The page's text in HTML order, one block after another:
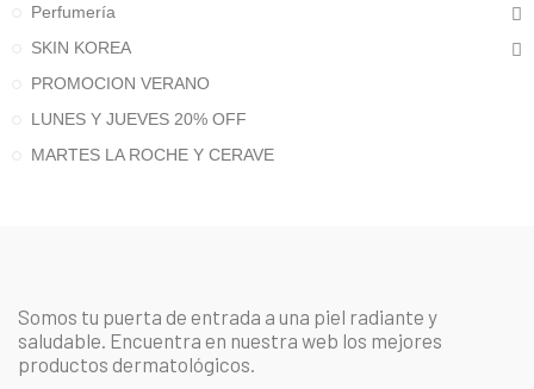
Perfumería
SKIN KOREA
PROMOCION VERANO
LUNES Y JUEVES 20% OFF
MARTES LA ROCHE Y CERAVE
Somos tu puerta de entrada a una piel radiante y
saludable. Encuentra en nuestra web los mejores
productos dermatológicos.